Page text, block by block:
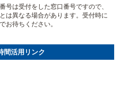
号は受付をした窓口番号ですので、
は異なる場合があります。受付時に
お待ちください。
間活用リンク